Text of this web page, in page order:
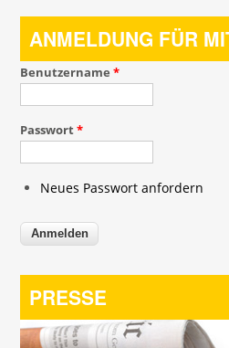
ANMELDUNG FÜR
Benutzername*
Passwort*
Neues Passwort anfordern
PRESSE